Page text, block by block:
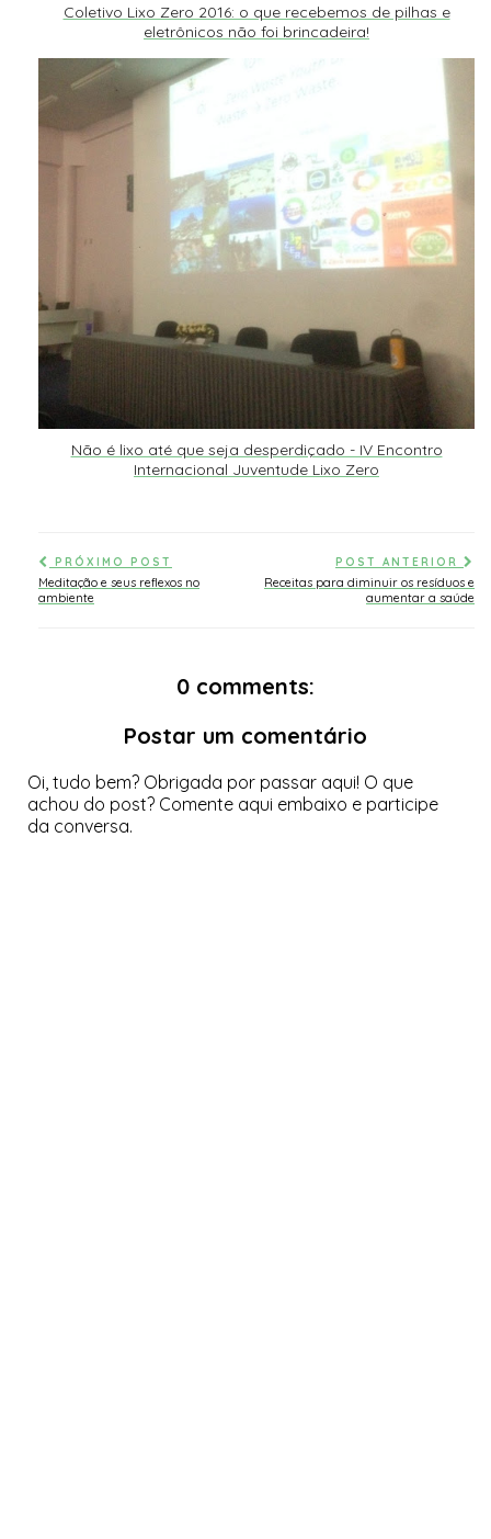
Coletivo Lixo Zero 2016: o que recebemos de pilhas e
eletrônicos não foi brincadeira!
Não é lixo até que seja desperdiçado - IV Encontro
Internacional Juventude Lixo Zero
PRÓXIMO POST
Meditação e seus reflexos no
ambiente
POST ANTERIOR
Receitas para diminuir os resíduos e
aumentar a saúde
0 comments:
Postar um comentário
Oi, tudo bem? Obrigada por passar aqui! O que
achou do post? Comente aqui embaixo e participe
da conversa.